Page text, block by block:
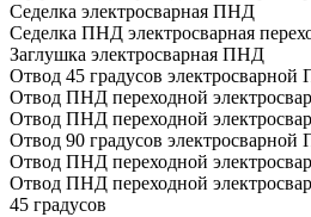
Седелка электросварная ПНД
Седелка ПНД электросварная
Заглушка электросварная ПНД
Отвод 45 градусов
Отвод ПНД переходной
Отвод ПНД переходной
Отвод 90 градусов
Отвод ПНД переходной
Отвод ПНД переходной
45 градусов